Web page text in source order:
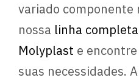
variado componente
nossa linha
Molyplast e
suas necessidades.